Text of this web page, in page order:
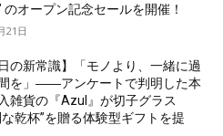
のオープン記念セールを開催！
21日
日の新常識】「モノより、一緒に過
を」――アンケートで判明した本
雑貨の『Azul』が切子グラス
な乾杯”を贈る体験型ギフトを提